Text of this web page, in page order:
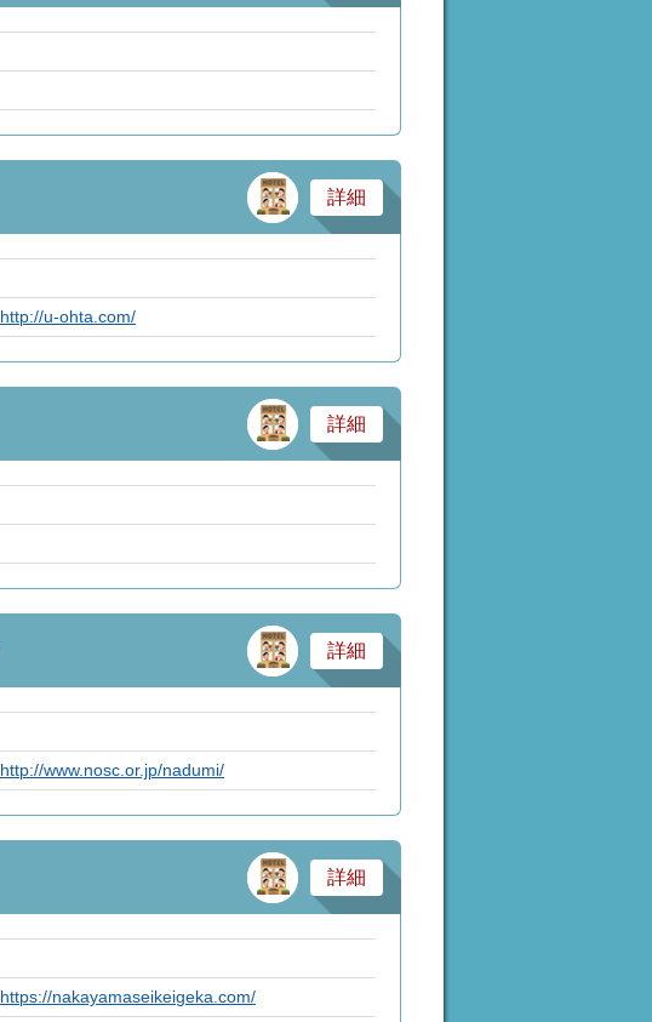
サービス業・医療
詳細
http://u-ohta.com/
サービス業・医療
詳細
サービス業・医療
詳細
http://www.nosc.or.jp/nadumi/
サービス業・医療
詳細
https://nakayamaseikeigeka.com/